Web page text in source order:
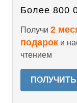
Более 800
Получи 2
подарок и
чтением